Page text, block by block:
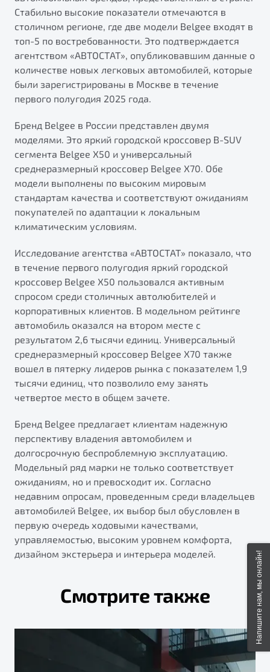
от 1 699 990 ₽*
Обзор В наличии
X70
Универсальный кроссовер
от 2 499 990 ₽*
Подробно
Автомобили в наличии
Тест-драйв
Спецпредложения
Будьте еще более уверены на дорогах с программой
"Помощь на дорогах"
Преимущества программы
Запись на сервис
Калькулятор ТО
Клиентская поддержка
Стабильно высокие показатели отмечаются в
столичном регионе, где две модели Belgee входят в
топ-5 по востребованности. Это подтверждается
агентством «АВТОСТАТ», опубликовавшим данные о
количестве новых легковых автомобилей, которые
были зарегистрированы в Москве в течение
первого полугодия 2025 года.
Бренд Belgee в России представлен двумя
моделями. Это яркий городской кроссовер B-SUV
сегмента Belgee X50 и универсальный
среднеразмерный кроссовер Belgee X70. Обе
модели выполнены по высоким мировым
стандартам качества и соответствуют ожиданиям
покупателей по адаптации к локальным
климатическим условиям.
Исследование агентства «АВТОСТАТ» показало, что
в течение первого полугодия яркий городской
кроссовер Belgee X50 пользовался активным
спросом среди столичных автолюбителей и
корпоративных клиентов. В модельном рейтинге
автомобиль оказался на втором месте с
результатом 2,6 тысячи единиц. Универсальный
среднеразмерный кроссовер Belgee X70 также
вошел в пятерку лидеров рынка с показателем 1,9
тысячи единиц, что позволило ему занять
четвертое место в общем зачете.
Бренд Belgee предлагает клиентам надежную
перспективу владения автомобилем и
долгосрочную беспроблемную эксплуатацию.
Модельный ряд марки не только соответствует
ожиданиям, но и превосходит их. Согласно
недавним опросам, проведенным среди владельцев
автомобилей Belgee, их выбор был обусловлен в
первую очередь ходовыми качествами,
управляемостью, высоким уровнем комфорта,
дизайном экстерьера и интерьера моделей.
Смотрите также Напишите нам, мы онлайн!